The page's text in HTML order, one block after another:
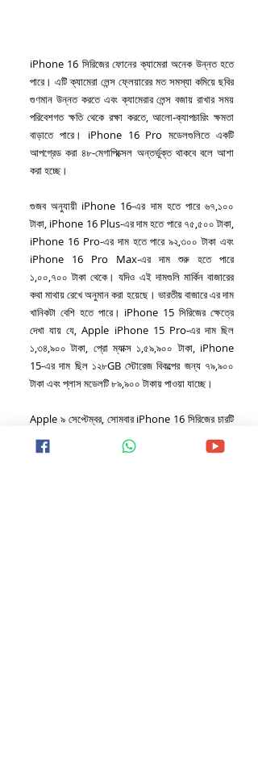
iPhone 16 সিরিজের ফোনের ক্যামেরা অনেক উন্নত হতে
পারে। এটি ক্যামেরা লেন্স ফ্লেয়ারের মত সমস্যা কমিয়ে ছবির
গুণমান উন্নত করতে এবং ক্যামেরার লেন্স বজায় রাখার সময়
পরিবেশগত ক্ষতি থেকে রক্ষা করতে, আলো-ক্যাপচারিং ক্ষমতা
বাড়াতে পারে। iPhone 16 Pro মডেলগুলিতে একটি
আপগ্রেড করা ৪৮-মেগাপিক্সেল অন্তর্ভুক্ত থাকবে বলে আশা
করা হচ্ছে।
গুজব অনুযায়ী iPhone 16-এর দাম হতে পারে ৬৭,১০০
টাকা, iPhone 16 Plus-এর দাম হতে পারে ৭৫,৫০০ টাকা,
iPhone 16 Pro-এর দাম হতে পারে ৯২,৩০০ টাকা এবং
iPhone 16 Pro Max-এর দাম শুরু হতে পারে
১,০০,৭০০ টাকা থেকে। যদিও এই দামগুলি মার্কিন বাজারের
কথা মাথায় রেখে অনুমান করা হয়েছে। ভারতীয় বাজারে এর দাম
খানিকটা বেশি হতে পারে। iPhone 15 সিরিজের ক্ষেত্রে
দেখা যায় যে, Apple iPhone 15 Pro-এর দাম ছিল
১,৩৪,৯০০ টাকা, প্রো ম্যাক্স ১,৫৯,৯০০ টাকা, iPhone
15-এর দাম ছিল ১২৮GB স্টোরেজ বিকল্পের জন্য ৭৯,৯০০
টাকা এবং প্লাস মডেলটি ৮৯,৯০০ টাকায় পাওয়া যাচ্ছে।
Apple ৯ সেপ্টেম্বর, সোমবার iPhone 16 সিরিজের চারটি
মডেল বিশ্বব্যাপী উন্মোচন করতে প্রস্তুত। প্রত্যাশিত
মডেলগুলির মধ্যে রয়েছে - iPhone 16, iPhone 16